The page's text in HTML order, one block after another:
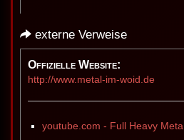
externe Verweise
Offizielle Website:
http://www.metal-im-woid.de
youtube.com - Full Heavy Metal